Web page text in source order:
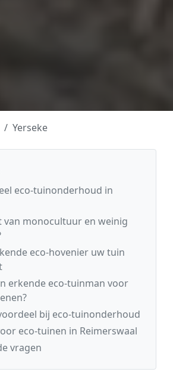
Yerseke
eco-tuinonderhoud in
van monocultuur en weinig
eco-hovenier uw tuin
erkende eco-tuinman voor
bij eco-tuinonderhoud
eco-tuinen in Reimerswaal
vragen